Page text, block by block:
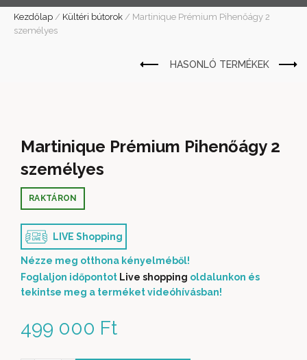
Kezdőlap / Kültéri bútorok / Martinique Prémium Pihenőágy 2
személyes
Martinique Prémium Pihenőágy 2
személyes
499 000 Ft
RAKTÁRON
LIVE Shopping
Nézze meg otthona kényelméből!
Foglaljon időpontot Live shopping oldalunkon és
tekintse meg a terméket videóhívásban!